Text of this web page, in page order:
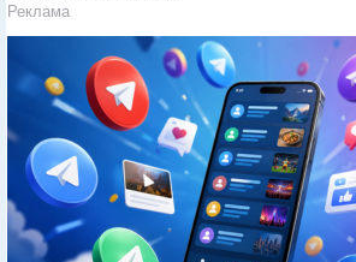
Реклама